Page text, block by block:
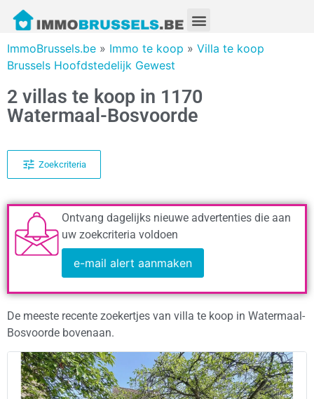
ImmoBrussels.be » Immo te koop » Villa te koop
Brussels Hoofdstedelijk Gewest
2 villas te koop in 1170
Watermaal-Bosvoorde
Zoekcriteria
Ontvang dagelijks nieuwe advertenties die aan
uw zoekcriteria voldoen
e-mail alert aanmaken
De meeste recente zoekertjes van villa te koop in Watermaal-
Bosvoorde bovenaan.